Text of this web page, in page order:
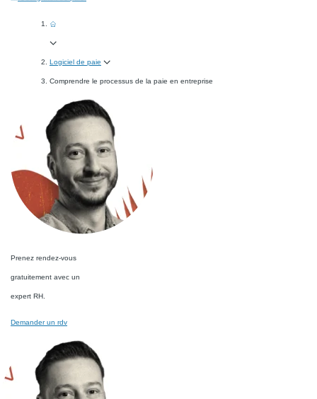
Logiciel de paie
Comprendre le processus de la paie en entreprise
Prenez rendez-vous
gratuitement avec un
expert RH.
Demander un rdv